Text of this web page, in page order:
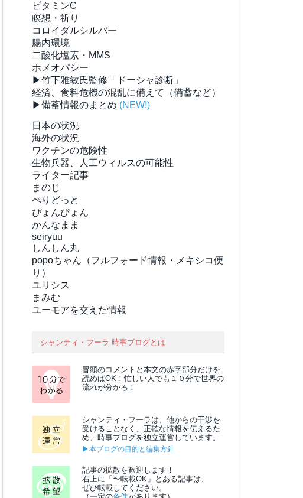
ビタミンC
瞑想・祈り
コロイダルシルバー
腸内環境
二酸化塩素・MMS
ホメオパシー
▶竹下雅敏氏監修「ドーシャ診断」
経済、食料危機の混乱に備えて（備蓄など）
▶備蓄情報のまとめ (NEW!)
日本の状況
海外の状況
ワクチンの危険性
生物兵器、人工ウィルスの可能性
ライター記事
まのじ
ぺりどっと
ぴょんぴょん
かんなまま
seiryuu
しんしん丸
popoちゃん（フルフォード情報・メキシコ便
り）
ユリシス
まみむ
ユーモアを交えた情報
シャンティ・フーラ 時事ブログとは
冒頭のコメントと本文の赤字部分だけを
読めばOK！忙しい人でも１０分で世界の
流れが分かる！
シャンティ・フーラは、他からの干渉を
受けることなく、正確な情報を伝えるた
め、時事ブログを独立運営しています。
▶本ブログの目的と編集方針
記事の拡散を歓迎します！
右上に「〜転載OK」とある記事は、
ぜひ転載してください。